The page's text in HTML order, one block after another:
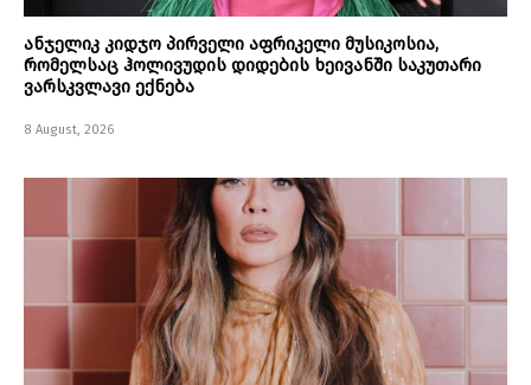
ანჯელიკ კიდჯო პირველი აფრიკელი მუსიკოსია,
რომელსაც ჰოლივუდის დიდების ხეივანში საკუთარი
ვარსკვლავი ექნება
8 August, 2026